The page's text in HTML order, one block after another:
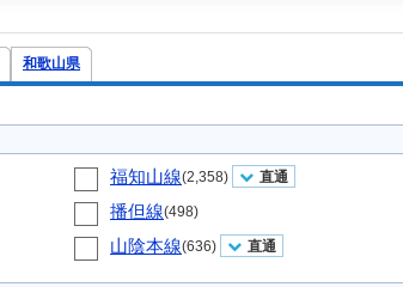
和歌山県
福知山線(2,358) 直通
播但線(498)
山陰本線(636) 直通